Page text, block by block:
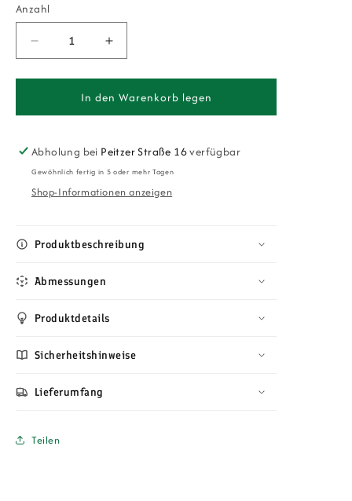
Anzahl
Verringere
die
Menge
Esszimmerstuhl
in
–
Chenille
mit
von
Erhöhe
die
Menge
für
Esszimmerstuhl
in
–
Chenille
mit
In den Warenkorb legen
Abholung bei Peitzer Straße 16verfügbar
Gewöhnlich fertig in 5 oder mehr Tagen
Shop-Informationen anzeigen
Produktbeschreibung
Abmessungen
Produktdetails
Sicherheitshinweise
Lieferumfang
Teilen